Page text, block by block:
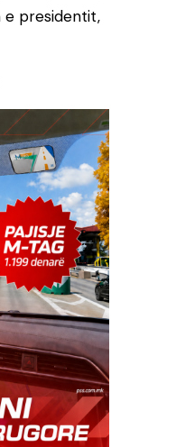
e presidentit,